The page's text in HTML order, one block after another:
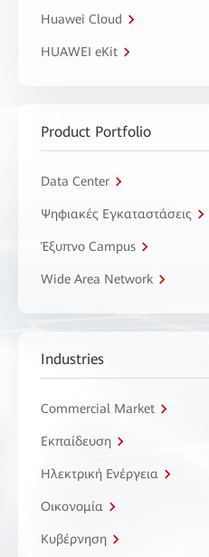
Huawei Cloud
HUAWEI eKit
Product Portfolio
Data Center
Ψηφιακές Εγκαταστάσεις
Έξυπνο Campus
Wide Area Network
Industries
Commercial Market
Εκπαίδευση
Ηλεκτρική Ενέργεια
Οικονομία
Κυβέρνηση